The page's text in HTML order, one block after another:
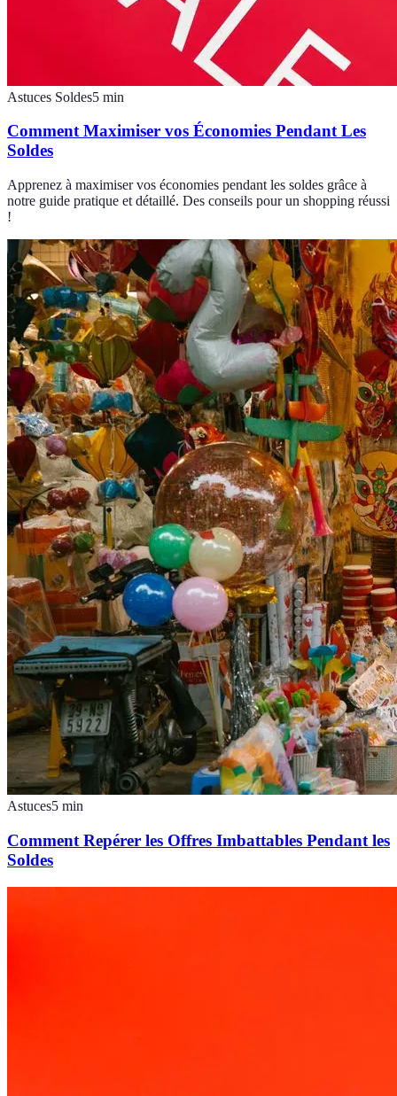
Astuces Soldes5 min
Comment Maximiser vos Économies Pendant Les
Soldes
Apprenez à maximiser vos économies pendant les soldes grâce à
notre guide pratique et détaillé. Des conseils pour un shopping réussi
!
Astuces5 min
Comment Repérer les Offres Imbattables Pendant les
Soldes